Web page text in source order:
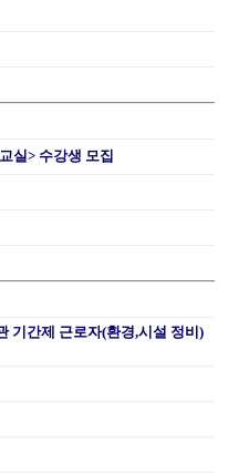
실> 수강생 모집
기간제 근로자(환경,시설 정비)